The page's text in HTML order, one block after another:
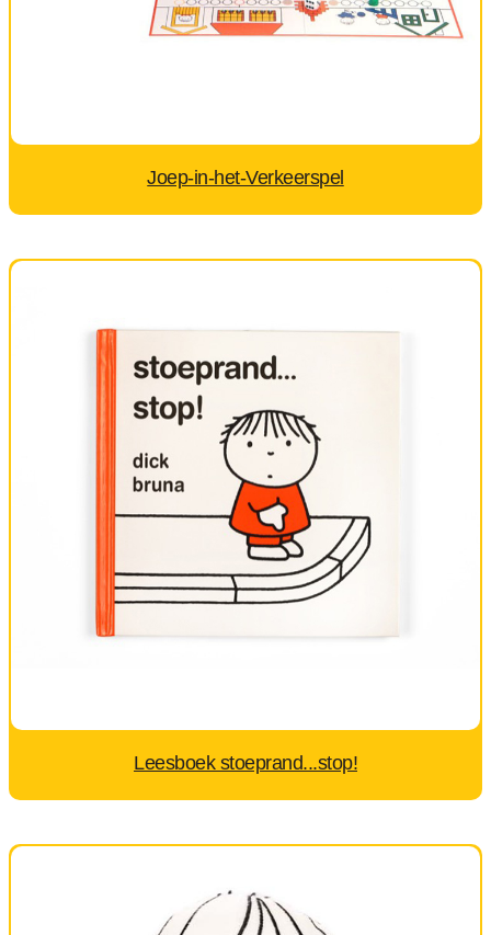
Joep-in-het-Verkeerspel
Leesboek stoeprand...stop!